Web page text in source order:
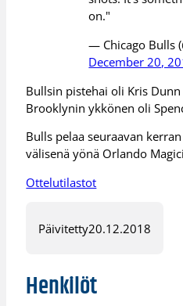
on."
— Chicago Bulls
December 20,
Bullsin pistehai oli Kris
Brooklynin ykkönen oli
Bulls pelaa seuraavan
välisenä yönä Orlando
Ottelutilastot
Päivitetty20.12.2018
Henkilöt